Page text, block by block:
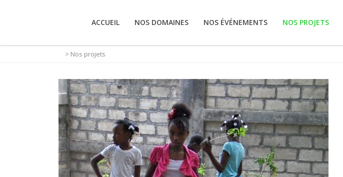
ACCUEIL NOS DOMAINES NOS ÉVÉNEMENTS NOS PROJETS
> Nos projets